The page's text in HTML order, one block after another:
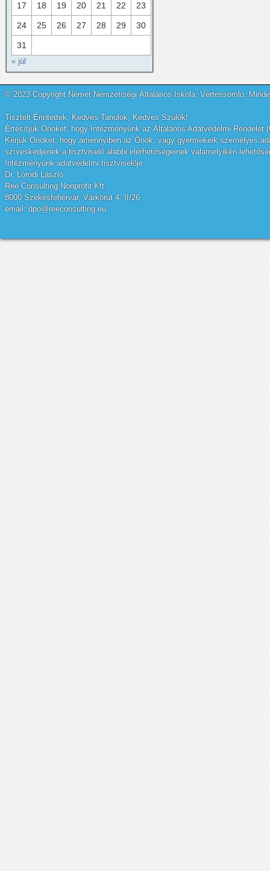
17 18 19 20 21 22 23
24 25 26 27 28 29 30
31
« júl
© 2023 Copyright Német Nemzetiségi Általános Iskola, Vértessomló.
Tisztelt Érintettek, Kedves Tanulók, Kedves Szülők!
Értesítjük Önöket, hogy Intézményünk az Általános Adatvédelmi
Kérjük Önöket, hogy amennyiben az Önök, vagy gyermekeik személyes
szíveskedjenek a tisztviselő alábbi elérhetőségeinek valamelyikén
Intézményünk adatvédelmi tisztviselője:
Dr. Lórodi László
Reé Consulting Nonprofit Kft.
8000 Székesfehérvár, Várkörút 4. II/26.
email: dpo@reeconsulting.eu